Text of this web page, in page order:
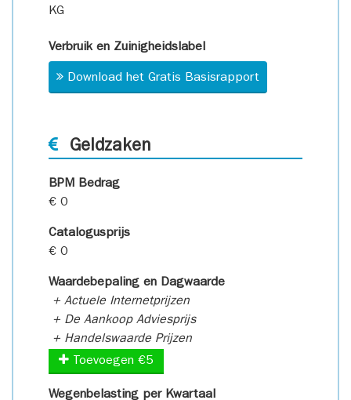
KG
Verbruik en Zuinigheidslabel
Download het Gratis Basisrapport
Geldzaken
BPM Bedrag
€ 0
Catalogusprijs
€ 0
Waardebepaling en Dagwaarde
+ Actuele Internetprijzen
+ De Aankoop Adviesprijs
+ Handelswaarde Prijzen
Toevoegen €5
Wegenbelasting per Kwartaal